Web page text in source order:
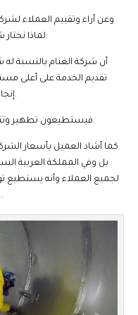
وعن أراء وتقييم العملاء
لماذا نختار شركة الغنام فكانت إجابة أحد العملاء كالاتي:
أن شركة الغنام بالنسبة
تقديم الخدمة على أعلى
إنجاز العمل في أقل وقت ممكن وبمهارة فائقة.
فيستطيعون تطهير وتنظيف الخزان الواحد في بضع ساعات قليلة.
كما أشاد العميل بأسعار
بل وفي المملكة العربية
لجميع العملاء وأنه يستطيع
في نفس أداء هذه الخدمة مع شركات أخرى.